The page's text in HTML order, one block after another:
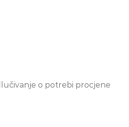
o potrebi procjene